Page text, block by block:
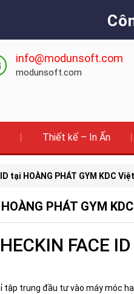
info@modunsoft.com
modunsoft.com
Thiết kế – In Ấn
tại HOÀNG PHÁT GYM KDC
PHÁT GYM
FACE
trung đầu tư vào máy móc